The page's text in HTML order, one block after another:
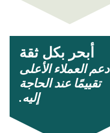
أبحر بكل ثقة
دعم العملاء الأعلى
تقييمًا عند الحاجة
إليه.